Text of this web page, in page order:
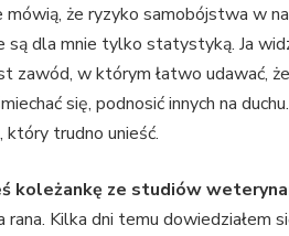
że ryzyko samobójstwa w
są dla mnie tylko statystyką. Ja
zawód, w którym łatwo udawać,
się, podnosić innych na
który trudno unieść.
koleżankę ze studiów
rana. Kilka dni temu dowiedziałem